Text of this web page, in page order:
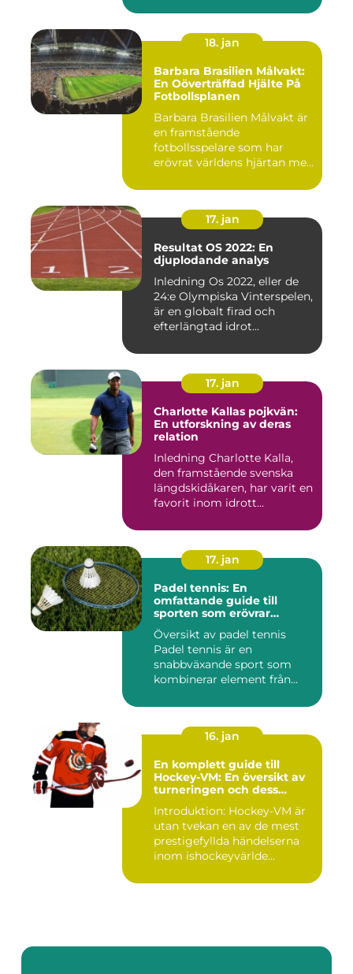
18. jan
Barbara Brasilien Målvakt:
En Oöverträffad Hjälte På
Fotbollsplanen
Barbara Brasilien Målvakt är
en framstående
fotbollsspelare som har
erövrat världens hjärtan med
17. jan
Resultat OS 2022: En
djuplodande analys
Inledning Os 2022, eller de
24:e Olympiska Vinterspelen,
är en globalt firad och
efterlängtad idrot...
17. jan
Charlotte Kallas pojkvän:
En utforskning av deras
relation
Inledning Charlotte Kalla,
den framstående svenska
längdskidåkaren, har varit en
favorit inom idrott...
17. jan
Padel tennis: En
omfattande guide till
sporten som erövrar
Översikt av padel tennis
Padel tennis är en
snabbväxande sport som
kombinerar element från
16. jan
En komplett guide till
Hockey-VM: En översikt av
turneringen och dess
Introduktion: Hockey-VM är
utan tvekan en av de mest
prestigefyllda händelserna
inom ishockeyvärlde...